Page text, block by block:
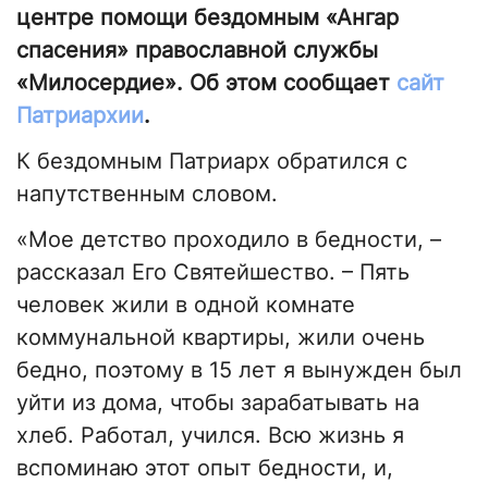
центре помощи бездомным «Ангар
спасения» православной службы
«Милосердие». Об этом сообщает сайт
Патриархии.
К бездомным Патриарх обратился с
напутственным словом.
«Мое детство проходило в бедности, –
рассказал Его Святейшество. – Пять
человек жили в одной комнате
коммунальной квартиры, жили очень
бедно, поэтому в 15 лет я вынужден был
уйти из дома, чтобы зарабатывать на
хлеб. Работал, учился. Всю жизнь я
вспоминаю этот опыт бедности, и,